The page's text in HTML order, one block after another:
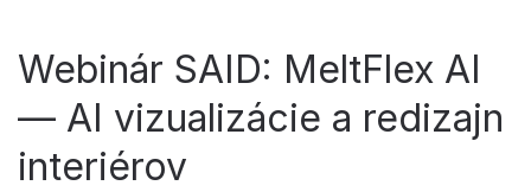
Webinár SAID: MeltFlex AI
— AI vizualizácie a redizajn
interiérov